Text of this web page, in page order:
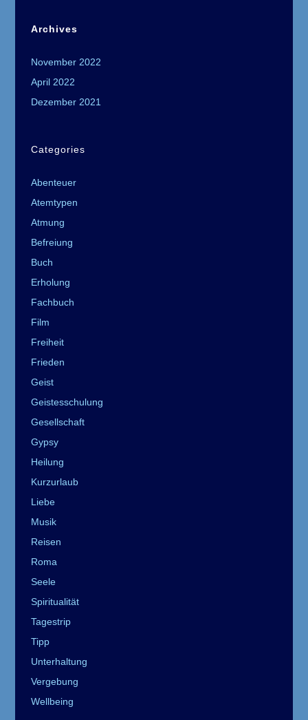
Archives
November 2022
April 2022
Dezember 2021
Categories
Abenteuer
Atemtypen
Atmung
Befreiung
Buch
Erholung
Fachbuch
Film
Freiheit
Frieden
Geist
Geistesschulung
Gesellschaft
Gypsy
Heilung
Kurzurlaub
Liebe
Musik
Reisen
Roma
Seele
Spiritualität
Tagestrip
Tipp
Unterhaltung
Vergebung
Wellbeing